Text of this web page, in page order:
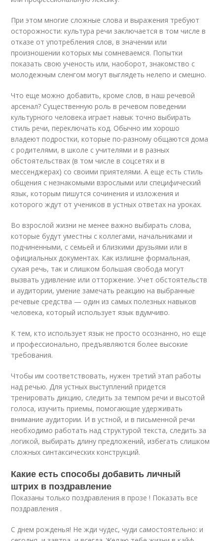
При этом многие сложные слова и выражения требуют
осторожности: культура речи заключается в том числе в
отказе от употребления слов, в значении или
произношении которых мы сомневаемся. Попытки
показать свою ученость или, наоборот, знакомство с
молодежным сленгом могут выглядеть нелепо и смешно.
Что еще можно добавить, кроме слов, в наш речевой
арсенал? Существенную роль в речевом поведении
культурного человека играет навык точно выбирать
стиль речи, переключать код. Обычно им хорошо
владеют подростки, которые по-разному общаются дома
с родителями, в школе с учителями и в разных
обстоятельствах (в том числе в соцсетях и в
мессенджерах) со своими приятелями. А еще есть стиль
общения с незнакомыми взрослыми или специфический
язык, которым пишутся сочинения и изложения и
которого ждут от учеников в устных ответах на уроках.
Во взрослой жизни не менее важно выбирать слова,
которые будут уместны с коллегами, начальниками и
подчиненными, с семьей и близкими друзьями или в
официальных документах. Как излишне формальная,
сухая речь, так и слишком большая свобода могут
вызвать удивление или отторжение. Учет обстоятельств
и аудитории, умение замечать реакцию на выбранные
речевые средства — один из самых полезных навыков
человека, который использует язык вдумчиво.
К тем, кто использует язык не просто осознанно, но еще
и профессионально, предъявляются более высокие
требования.
Чтобы им соответствовать, нужен третий этап работы
над речью. Для устных выступлений придется
тренировать дикцию, следить за темпом речи и высотой
голоса, изучить приемы, помогающие удерживать
внимание аудитории. И в устной, и в письменной речи
необходимо работать над структурой текста, следить за
логикой, выбирать длину предложений, избегать слишком
сложных синтаксических конструкций.
Какие есть способы добавить личный
штрих в поздравление
Показаны только поздравления в прозе ! Показать все
поздравления .
С днем рожденья! Не жди чудес, чуди самостоятельно: и